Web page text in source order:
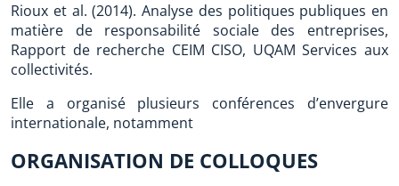
Rioux et al. (2014). Analyse des politiques publiques en
matière de responsabilité sociale des entreprises,
Rapport de recherche CEIM CISO, UQAM Services aux
collectivités.
Elle a organisé plusieurs conférences d’envergure
internationale, notamment
ORGANISATION DE COLLOQUES